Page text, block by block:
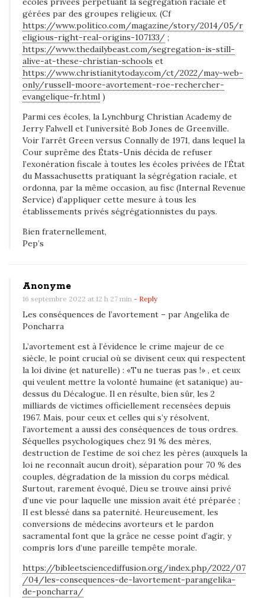
gérées par des groupes religieux. (Cf
https://www.politico.com/magazine/story/2014/05/r
eligious-right-real-origins-107133/ ;
https://www.thedailybeast.com/segregation-is-still-
alive-at-these-christian-schools et
https://www.christianitytoday.com/ct/2022/may-web-
only/russell-moore-avortement-roe-rechercher-
evangelique-fr.html )
Parmi ces écoles, la Lynchburg Christian Academy de
Jerry Falwell et l’université Bob Jones de Greenville.
Voir l’arrêt Green versus Connally de 1971, dans lequel la
Cour suprême des États-Unis décida de refuser
l’exonération fiscale à toutes les écoles privées de l’État
du Massachusetts pratiquant la ségrégation raciale, et
ordonna, par la même occasion, au fisc (Internal Revenue
Service) d’appliquer cette mesure à tous les
établissements privés ségrégationnistes du pays.
Bien fraternellement,
Pep’s
Anonyme
16 septembre 2022 at 12 h 27 min - Reply
Les conséquences de l’avortement – par Angelika de
Poncharra
L’avortement est à l’évidence le crime majeur de ce
siècle, le point crucial où se divisent ceux qui respectent
la loi divine (et naturelle) : «Tu ne tueras pas !» , et ceux
qui veulent mettre la volonté humaine (et satanique) au-
dessus du Décalogue. Il en résulte, bien sûr, les 2
milliards de victimes officiellement recensées depuis
1967. Mais, pour ceux et celles qui s’y résolvent,
l’avortement a aussi des conséquences de tous ordres.
Séquelles psychologiques chez 91 % des mères,
destruction de l’estime de soi chez les pères (auxquels la
loi ne reconnaît aucun droit), séparation pour 70 % des
couples, dégradation de la mission du corps médical.
Surtout, rarement évoqué, Dieu se trouve ainsi privé
d’une vie pour laquelle une mission avait été préparée ;
Il est blessé dans sa paternité. Heureusement, les
conversions de médecins avorteurs et le pardon
sacramental font que la grâce ne cesse point d’agir, y
compris lors d’une pareille tempête morale.
https://bibleetsciencediffusion.org/index.php/2022/07
/04/les-consequences-de-lavortement-parangelika-
de-poncharra/